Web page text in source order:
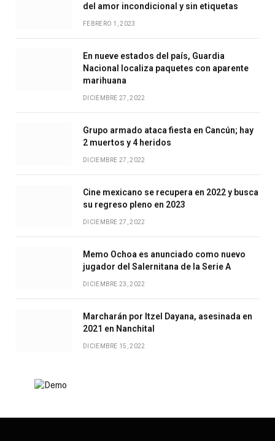
del amor incondicional y sin etiquetas
FEBRERO 1, 2023
En nueve estados del país, Guardia
Nacional localiza paquetes con aparente
marihuana
DICIEMBRE 27, 2022
Grupo armado ataca fiesta en Cancún; hay
2 muertos y 4 heridos
DICIEMBRE 27, 2022
Cine mexicano se recupera en 2022 y busca
su regreso pleno en 2023
DICIEMBRE 27, 2022
Memo Ochoa es anunciado como nuevo
jugador del Salernitana de la Serie A
DICIEMBRE 23, 2022
Marcharán por Itzel Dayana, asesinada en
2021 en Nanchital
DICIEMBRE 15, 2022